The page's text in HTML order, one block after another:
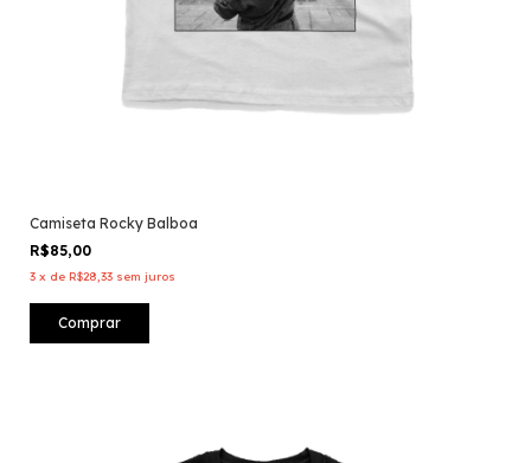
Camiseta Rocky Balboa
R$85,00
3 x de R$28,33 sem juros
Comprar